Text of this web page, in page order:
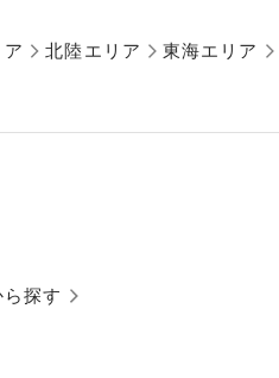
北陸エリア 東海エリア
探す